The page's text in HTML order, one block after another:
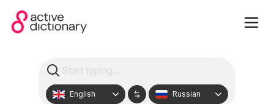
English Russian